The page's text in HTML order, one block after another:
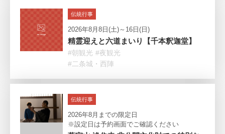
伝統行事
2026年8月8日(土)～16日(日)
精霊迎えと六道まいり【千本釈迦堂】
#朝観光 #夜観光
#二条城・西陣
伝統行事
2026年8月までの限定日
※設定日は予約画面でご確認ください